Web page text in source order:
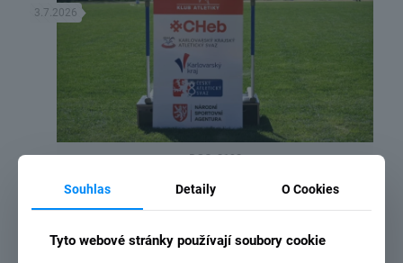
DSC_2192
3.7.2026
NSA vydala rozhodnutí o poskytnutí dotace ze státního rozpočtu
České republiky pro náš klub
Souhlas Detaily O Cookies
Tyto webové stránky používají soubory cookie